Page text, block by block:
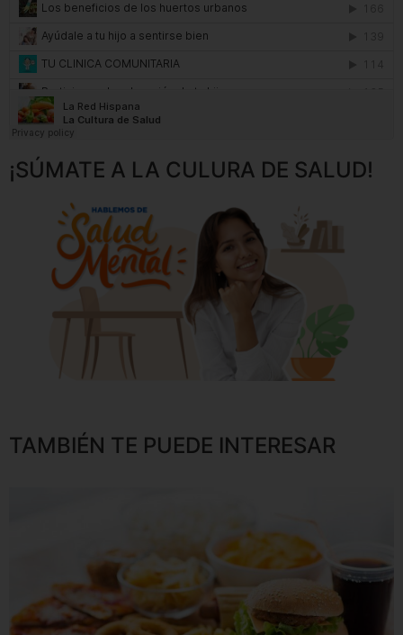
¡SÚMATE A LA CULURA DE SALUD!
TAMBIÉN TE PUEDE INTERESAR